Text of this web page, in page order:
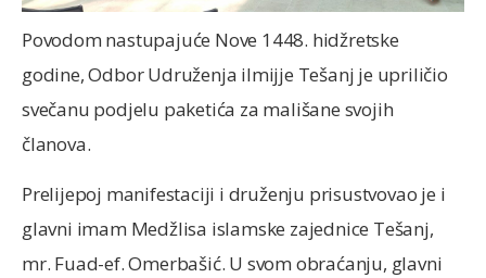
Povodom nastupajuće Nove 1448. hidžretske
godine, Odbor Udruženja ilmijje Tešanj je upriličio
svečanu podjelu paketića za mališane svojih
članova.
Prelijepoj manifestaciji i druženju prisustvovao je i
glavni imam Medžlisa islamske zajednice Tešanj,
mr. Fuad-ef. Omerbašić. U svom obraćanju, glavni